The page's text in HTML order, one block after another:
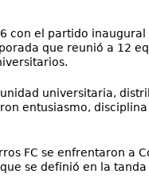
con el partido inaugural
que reunió a 12
universitaria,
entusiasmo,
FC se enfrentaron a
se definió en la